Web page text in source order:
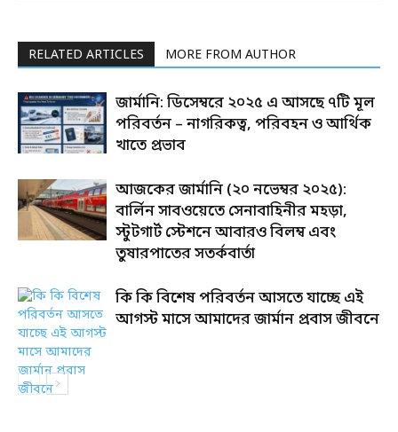
RELATED ARTICLES MORE FROM AUTHOR
জার্মানি: ডিসেম্বরে ২০২৫ এ আসছে ৭টি মূল
পরিবর্তন – নাগরিকত্ব, পরিবহন ও আর্থিক
খাতে প্রভাব
আজকের জার্মানি (২০ নভেম্বর ২০২৫):
বার্লিন সাবওয়েতে সেনাবাহিনীর মহড়া,
স্টুটগার্ট স্টেশনে আবারও বিলম্ব এবং
তুষারপাতের সতর্কবার্তা
কি কি বিশেষ পরিবর্তন আসতে যাচ্ছে এই
আগস্ট মাসে আমাদের জার্মান প্রবাস জীবনে